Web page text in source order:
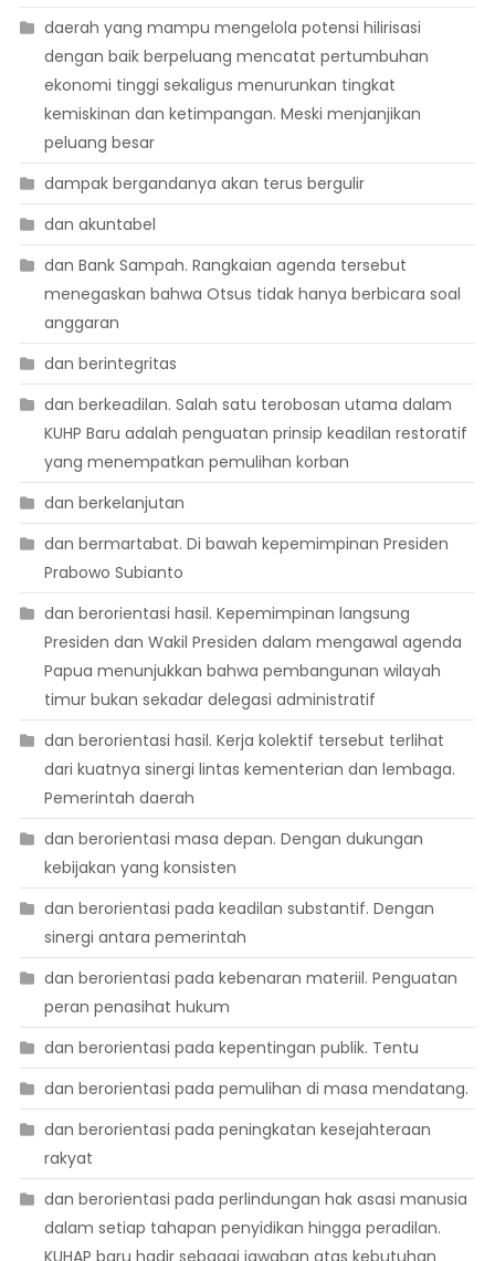
daerah yang mampu mengelola potensi hilirisasi
dengan baik berpeluang mencatat pertumbuhan
ekonomi tinggi sekaligus menurunkan tingkat
kemiskinan dan ketimpangan. Meski menjanjikan
peluang besar
dampak bergandanya akan terus bergulir
dan akuntabel
dan Bank Sampah. Rangkaian agenda tersebut
menegaskan bahwa Otsus tidak hanya berbicara soal
anggaran
dan berintegritas
dan berkeadilan. Salah satu terobosan utama dalam
KUHP Baru adalah penguatan prinsip keadilan restoratif
yang menempatkan pemulihan korban
dan berkelanjutan
dan bermartabat. Di bawah kepemimpinan Presiden
Prabowo Subianto
dan berorientasi hasil. Kepemimpinan langsung
Presiden dan Wakil Presiden dalam mengawal agenda
Papua menunjukkan bahwa pembangunan wilayah
timur bukan sekadar delegasi administratif
dan berorientasi hasil. Kerja kolektif tersebut terlihat
dari kuatnya sinergi lintas kementerian dan lembaga.
Pemerintah daerah
dan berorientasi masa depan. Dengan dukungan
kebijakan yang konsisten
dan berorientasi pada keadilan substantif. Dengan
sinergi antara pemerintah
dan berorientasi pada kebenaran materiil. Penguatan
peran penasihat hukum
dan berorientasi pada kepentingan publik. Tentu
dan berorientasi pada pemulihan di masa mendatang.
dan berorientasi pada peningkatan kesejahteraan
rakyat
dan berorientasi pada perlindungan hak asasi manusia
dalam setiap tahapan penyidikan hingga peradilan.